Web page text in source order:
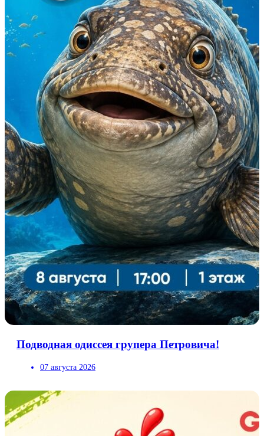
Подводная одиссея групера Петровича!
07 августа 2026